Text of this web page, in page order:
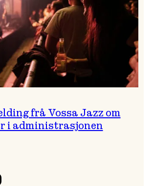
frå Vossa Jazz om
i administrasjonen